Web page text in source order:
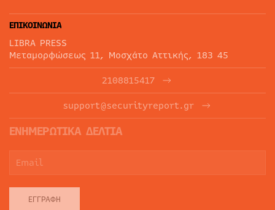
ΕΠΙΚΟΙΝΩΝΙΑ
LIBRA PRESS
Μεταμορφώσεως 11, Μοσχάτο Αττικής, 183 45
2108815417
support@securityreport.gr
ΕΝΗΜΕΡΩΤΙΚΑ ΔΕΛΤΙΑ
ΕΓΓΡΑΦΉ